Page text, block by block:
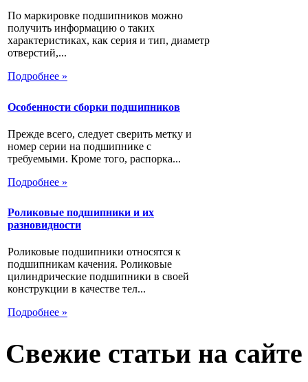
По маркировке подшипников можно
получить информацию о таких
характеристиках, как серия и тип, диаметр
отверстий,...
Подробнее »
Особенности сборки подшипников
Прежде всего, следует сверить метку и
номер серии на подшипнике с
требуемыми. Кроме того, распорка...
Подробнее »
Роликовые подшипники и их
разновидности
Роликовые подшипники относятся к
подшипникам качения. Роликовые
цилиндрические подшипники в своей
конструкции в качестве тел...
Подробнее »
Свежие статьи на сайте